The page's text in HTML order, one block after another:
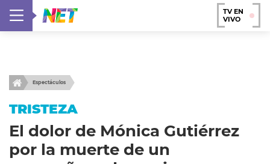
TV EN
VIVO
Espectáculos
TRISTEZA
El dolor de Mónica Gutiérrez
por la muerte de un